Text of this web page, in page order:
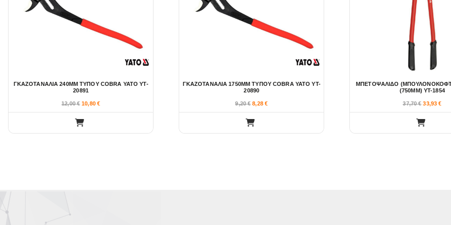
ΓΚΑΖΟΤΑΝΑΛΙΑ 240ΜΜ ΤΥΠΟΥ COBRA YATO YT-
20891
12,00€ 10,80 €
ΓΚΑΖΟΤΑΝΑΛΙΑ 1750ΜΜ ΤΥΠΟΥ COBRA YATO YT-
20890
9,20€ 8,28 €
ΜΠΕΤΟΨΑΛΙΔΟ
(750ΜΜ) YT-1854
37,70€ 33,93€